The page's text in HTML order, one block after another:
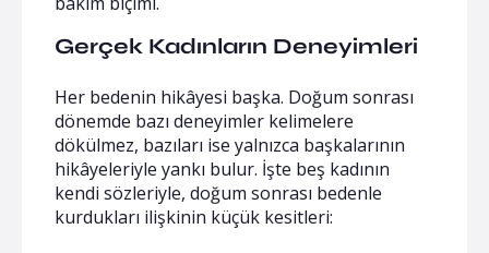
Gerçek Kadınların Deneyimleri
Her bedenin hikâyesi başka. Doğum sonrası
dönemde bazı deneyimler kelimelere
dökülmez, bazıları ise yalnızca başkalarının
hikâyeleriyle yankı bulur. İşte beş kadının
kendi sözleriyle, doğum sonrası bedenle
kurdukları ilişkinin küçük kesitleri: